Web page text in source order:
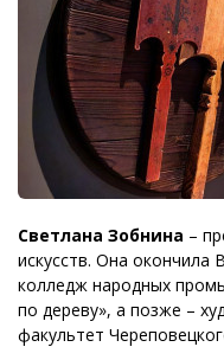
Светлана Зобнина –
искусств. Она окончила
колледж народных
по дереву», а позже –
факультет